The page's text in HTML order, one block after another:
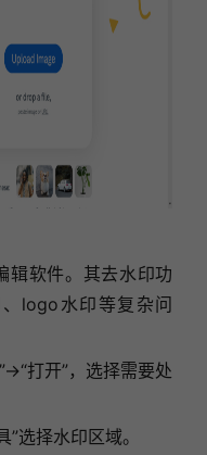
辑软件。其去水印功
logo水印等复杂问
>“打开”，选择需要处
选择水印区域。